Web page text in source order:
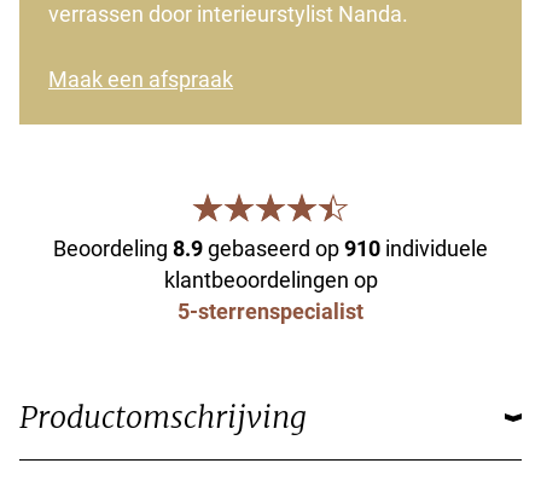
verrassen door interieurstylist Nanda.
Maak een afspraak
Beoordeling 8.9gebaseerd op910 individuele
klantbeoordelingen op
5-sterrenspecialist
Productomschrijving